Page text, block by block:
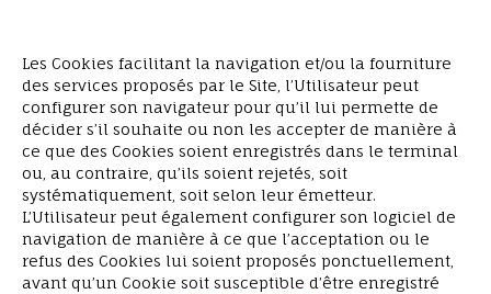
Les Cookies facilitant la navigation et/ou la fourniture
des services proposés par le Site, l’Utilisateur peut
configurer son navigateur pour qu’il lui permette de
décider s’il souhaite ou non les accepter de manière à
ce que des Cookies soient enregistrés dans le terminal
ou, au contraire, qu’ils soient rejetés, soit
systématiquement, soit selon leur émetteur.
L’Utilisateur peut également configurer son logiciel de
navigation de manière à ce que l’acceptation ou le
refus des Cookies lui soient proposés ponctuellement,
avant qu’un Cookie soit susceptible d’être enregistré